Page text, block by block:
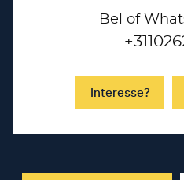
Bel of
Interesse?